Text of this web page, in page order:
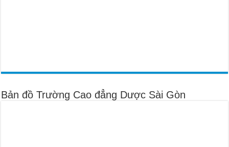
Bản đồ Trường Cao đẳng Dược Sài Gòn